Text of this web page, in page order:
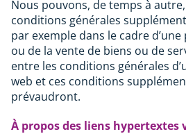
Nous pouvons, de temps à
conditions générales
par exemple dans le cadre
ou de la vente de biens ou de
entre les conditions générales
web et ces conditions
prévaudront.
À propos des liens hypertextes